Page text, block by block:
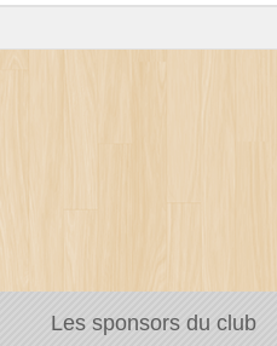
Les sponsors du club